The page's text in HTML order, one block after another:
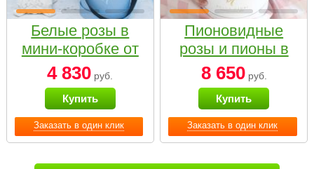
Заказать в один клик
Белые розы в
мини-коробке от
Bella Fiori
4 830 руб.
Купить
Заказать в один клик
Пионовидные
розы и пионы в
белой коробке
Small
8 650руб.
Купить